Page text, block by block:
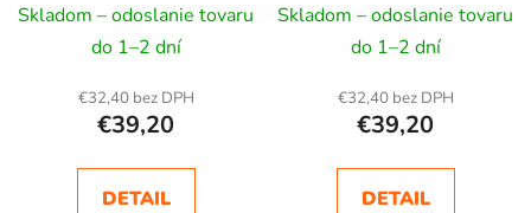
Skladom – odoslanie tovaru
do 1–2 dní
€32,40 bez DPH
€39,20
DETAIL
Skladom – odoslanie tovaru
do 1–2 dní
€32,40 bez DPH
€39,20
DETAIL